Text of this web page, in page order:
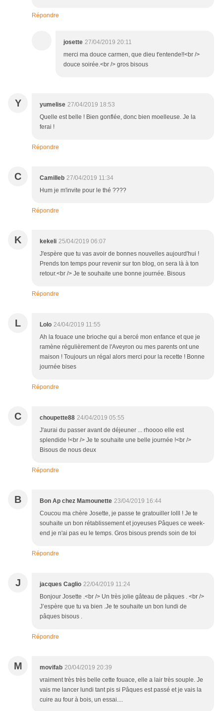
Répondre
josette 27/04/2019 20:11
merci ma douce carmen, que dieu t'entende!!<br />
douce soirée.<br /> gros bisous
Y yumelise 27/04/2019 18:53
Quelle est belle ! Bien gonflée, donc bien moelleuse. Je la
ferai !
Répondre
C Camilleb 27/04/2019 11:34
Hum je m'invite pour le thé ????
Répondre
K kekeli 25/04/2019 06:07
J'espère que tu vas avoir de bonnes nouvelles aujourd'hui !
Prends ton temps pour revenir sur ton blog, on sera là à ton
retour.<br /> Je te souhaite une bonne journée. Bisous
Répondre
L Lolo 24/04/2019 11:55
Ah la fouace une brioche qui a bercé mon enfance et que je
ramène régulièrement de l'Aveyron ou mes parents ont une
maison ! Toujours un régal alors merci pour la recette ! Bonne
journée bises
Répondre
C choupette88 24/04/2019 05:55
J'aurai du passer avant de déjeuner ... rhoooo elle est
splendide !<br /> Je te souhaite une belle journée !<br />
Bisous de nous deux
Répondre
B Bon Ap chez Mamounette 23/04/2019 16:44
Coucou ma chère Josette, je passe te gratouiller lolll ! Je te
souhaite un bon rétablissement et joyeuses Pâques ce week-
end je n'ai pas eu le temps. Gros bisous prends soin de toi
Répondre
J jacques Caglio 22/04/2019 11:24
Bonjour Josette .<br /> Un très jolie gâteau de pâques . <br />
J’espère que tu va bien .Je te souhaite un bon lundi de
pâques bisous .
Répondre
M movifab 20/04/2019 20:39
vraiment très très belle cette fouace, elle a lair très souple. Je
vais me lancer lundi tant pis si Pâques est passé et je vais la
cuire au four à bois, un essai....